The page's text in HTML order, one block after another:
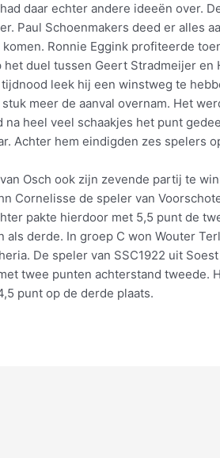
daar echter andere ideeën over.
Paul Schoenmakers deed er alles
Ronnie Eggink profiteerde
duel tussen Geert Stradmeijer en
leek hij een winstweg te
meer de aanval overnam. Het
heel veel schaakjes het punt
Achter hem eindigden zes spelers
Osch ook zijn zevende partij te
Cornelisse de speler van
pakte hierdoor met 5,5 punt de
als derde. In groep C won Wouter
De speler van SSC1922 uit
twee punten achterstand tweede.
punt op de derde plaats.